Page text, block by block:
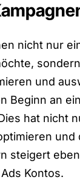
nicht nur
und
Beginn an
hat nicht
und
steigert
Kontos.